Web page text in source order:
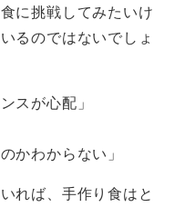
に挑戦してみたいけ
るのではないでしょ
スが心配」
かわからない」
れば、手作り食はと